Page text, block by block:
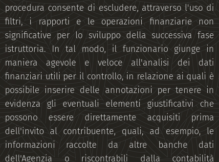
procedura consente di escludere, attraverso l'uso di
filtri, i rapporti e le operazioni finanziarie non
significative per lo sviluppo della successiva fase
istruttoria. In tal modo, il funzionario giunge in
maniera agevole e veloce all'analisi dei dati
finanziari utili per il controllo, in relazione ai quali è
possibile inserire delle annotazioni per tenere in
evidenza gli eventuali elementi giustificativi che
possono essere direttamente acquisiti prima
dell'invito al contribuente, quali, ad esempio, le
informazioni raccolte da altre banche dati
dell'Agenzia o riscontrabili dalla contabilità